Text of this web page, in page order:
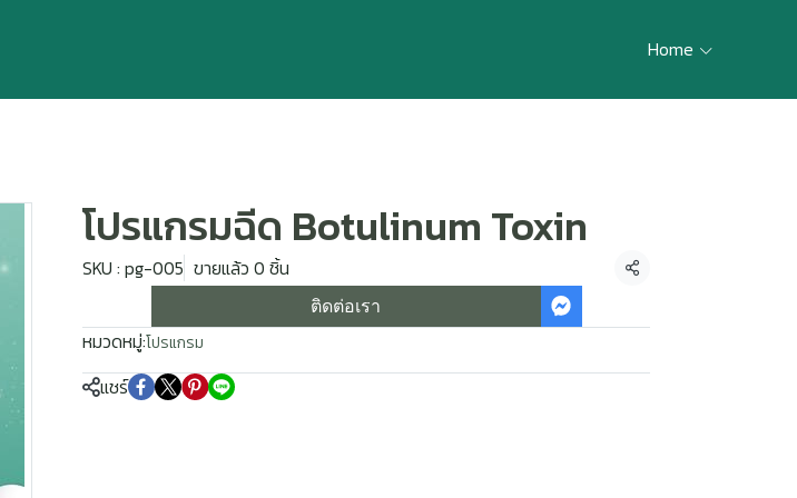
Home
โปรแกรมฉีด Botulinum Toxin
SKU : pg-005 ขายแล้ว 0 ชิ้น
แชร์
ติดต่อเรา
หมวดหมู่:โปรแกรม
แชร์